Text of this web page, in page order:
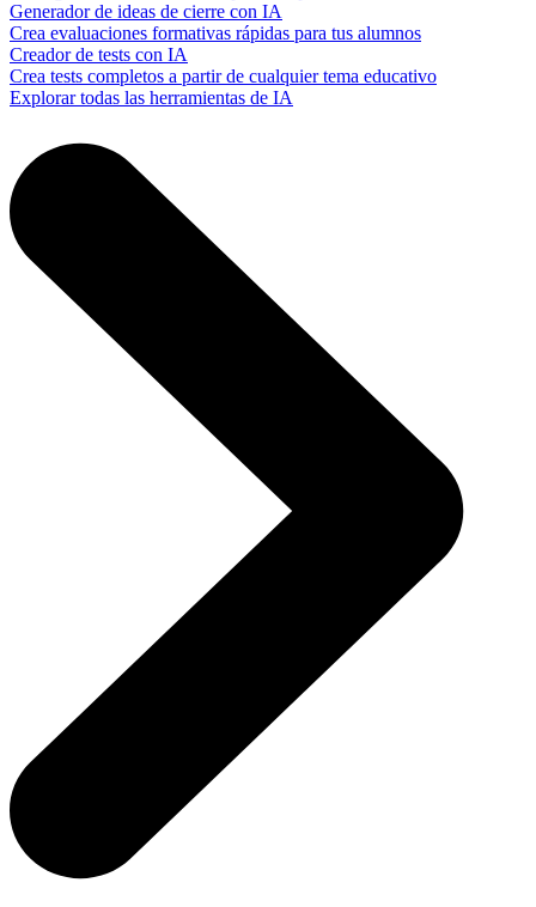
Generador de ideas de cierre con IA
Crea evaluaciones formativas rápidas para tus alumnos
Creador de tests con IA
Crea tests completos a partir de cualquier tema educativo
Explorar todas las herramientas de IA